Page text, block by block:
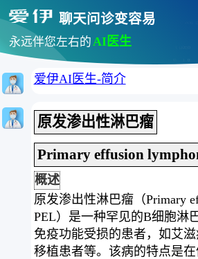
聊天问诊变容易
永远伴您左右的AI医生
爱伊AI医生-简介
原发渗出性淋巴瘤
Primary effusion
概述
原发渗出性淋巴瘤（Primary
PEL）是一种罕见的B细胞淋
免疫功能受损的患者，如艾
移植患者等。该病的特点是